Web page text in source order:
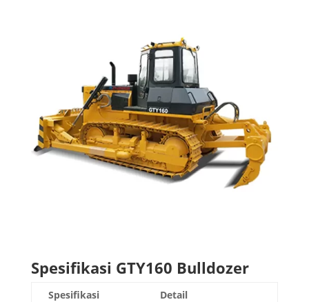
Spesifikasi GTY160 Bulldozer
Spesifikasi
Detail